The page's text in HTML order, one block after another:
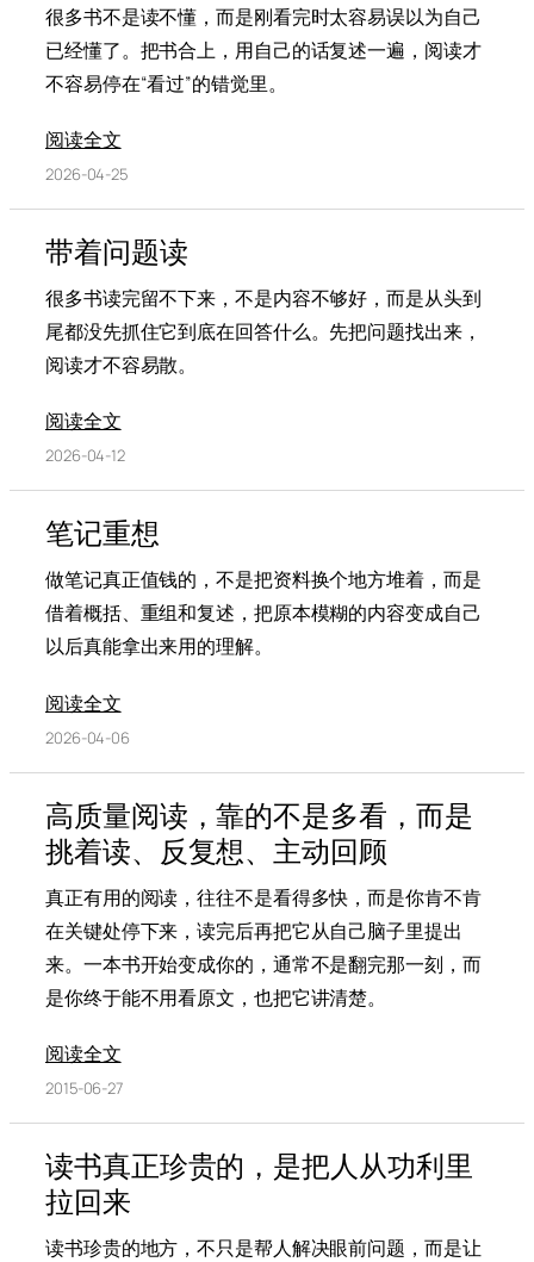
很多书不是读不懂，而是刚看完时太容易误以为自己
已经懂了。把书合上，用自己的话复述一遍，阅读才
不容易停在“看过”的错觉里。
阅读全文
2026-04-25
带着问题读
很多书读完留不下来，不是内容不够好，而是从头到
尾都没先抓住它到底在回答什么。先把问题找出来，
阅读才不容易散。
阅读全文
2026-04-12
笔记重想
做笔记真正值钱的，不是把资料换个地方堆着，而是
借着概括、重组和复述，把原本模糊的内容变成自己
以后真能拿出来用的理解。
阅读全文
2026-04-06
高质量阅读，靠的不是多看，而是
挑着读、反复想、主动回顾
真正有用的阅读，往往不是看得多快，而是你肯不肯
在关键处停下来，读完后再把它从自己脑子里提出
来。一本书开始变成你的，通常不是翻完那一刻，而
是你终于能不用看原文，也把它讲清楚。
阅读全文
2015-06-27
读书真正珍贵的，是把人从功利里
拉回来
读书珍贵的地方，不只是帮人解决眼前问题，而是让